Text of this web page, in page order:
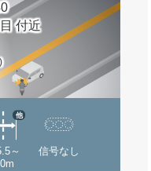
付近
～
他
信号なし